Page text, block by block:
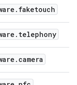
. faketouch
. telephony
. camera